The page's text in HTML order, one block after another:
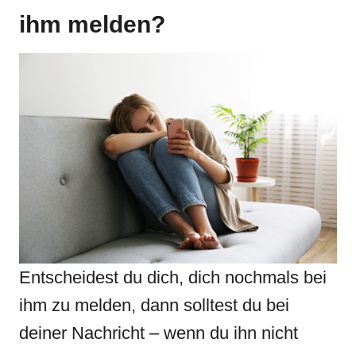
ihm melden?
Entscheidest du dich, dich nochmals bei
ihm zu melden, dann solltest du bei
deiner Nachricht – wenn du ihn nicht